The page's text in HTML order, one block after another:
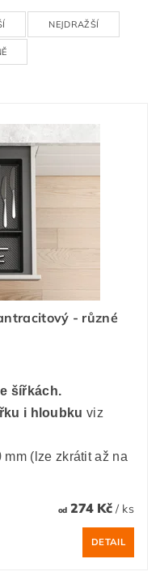
NEJDRAŽŠÍ
- různé
šířkách.
i hloubkuviz
(lze zkrátit až na
od274 Kč / ks
DETAIL